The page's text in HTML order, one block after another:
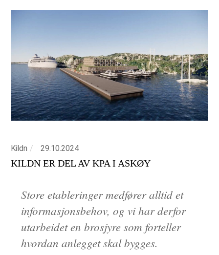
Kildn 29.10.2024
KILDN ER DEL AV KPA I ASKØY
Store etableringer medfører alltid et
informasjonsbehov, og vi har derfor
utarbeidet en brosjyre som forteller
hvordan anlegget skal bygges.